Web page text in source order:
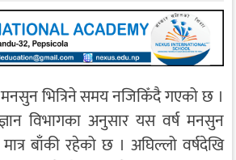
भित्रिने समय नजिकिँदै गएको छ ।
विभागका अनुसार यस वर्ष मनसुन
बाँकी रहेको छ । अघिल्लो वर्षदेखि